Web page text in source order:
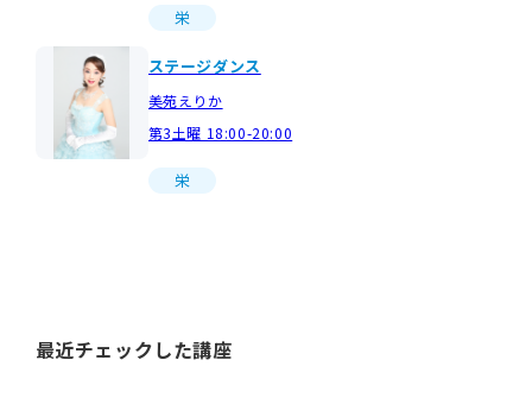
栄
ステージダンス
美苑えりか
第3土曜 18:00-20:00
栄
最近チェックした講座